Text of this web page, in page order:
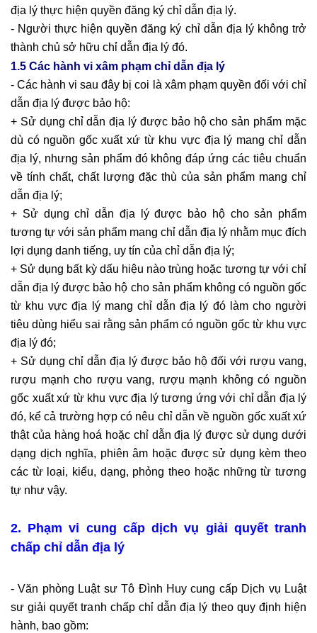
địa lý thực hiện quyền đăng ký chỉ dẫn địa lý.
- Người thực hiện quyền đăng ký chỉ dẫn địa lý không trở
thành chủ sở hữu chỉ dẫn địa lý đó.
1.5 Các hành vi xâm phạm chỉ dẫn địa lý
- Các hành vi sau đây bị coi là xâm phạm quyền đối với chỉ
dẫn địa lý được bảo hộ:
+ Sử dụng chỉ dẫn địa lý được bảo hộ cho sản phẩm mặc
dù có nguồn gốc xuất xứ từ khu vực địa lý mang chỉ dẫn
địa lý, nhưng sản phẩm đó không đáp ứng các tiêu chuẩn
về tính chất, chất lượng đặc thù của sản phẩm mang chỉ
dẫn địa lý;
+ Sử dụng chỉ dẫn địa lý được bảo hộ cho sản phẩm
tương tự với sản phẩm mang chỉ dẫn địa lý nhằm mục đích
lợi dụng danh tiếng, uy tín của chỉ dẫn địa lý;
+ Sử dụng bất kỳ dấu hiệu nào trùng hoặc tương tự với chỉ
dẫn địa lý được bảo hộ cho sản phẩm không có nguồn gốc
từ khu vực địa lý mang chỉ dẫn địa lý đó làm cho người
tiêu dùng hiểu sai rằng sản phẩm có nguồn gốc từ khu vực
địa lý đó;
+ Sử dụng chỉ dẫn địa lý được bảo hộ đối với rượu vang,
rượu mạnh cho rượu vang, rượu mạnh không có nguồn
gốc xuất xứ từ khu vực địa lý tương ứng với chỉ dẫn địa lý
đó, kể cả trường hợp có nêu chỉ dẫn về nguồn gốc xuất xứ
thật của hàng hoá hoặc chỉ dẫn địa lý được sử dụng dưới
dạng dịch nghĩa, phiên âm hoặc được sử dụng kèm theo
các từ loại, kiểu, dạng, phỏng theo hoặc những từ tương
tự như vậy.
2. Phạm vi cung cấp dịch vụ giải quyết tranh
chấp chỉ dẫn địa lý
- Văn phòng Luật sư Tô Đình Huy cung cấp Dịch vụ Luật
sư giải quyết tranh chấp chỉ dẫn địa lý theo quy định hiện
hành, bao gồm: